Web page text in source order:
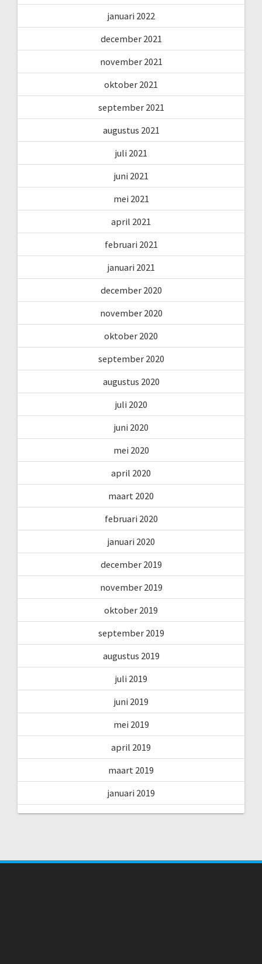
januari 2022
december 2021
november 2021
oktober 2021
september 2021
augustus 2021
juli 2021
juni 2021
mei 2021
april 2021
februari 2021
januari 2021
december 2020
november 2020
oktober 2020
september 2020
augustus 2020
juli 2020
juni 2020
mei 2020
april 2020
maart 2020
februari 2020
januari 2020
december 2019
november 2019
oktober 2019
september 2019
augustus 2019
juli 2019
juni 2019
mei 2019
april 2019
maart 2019
januari 2019